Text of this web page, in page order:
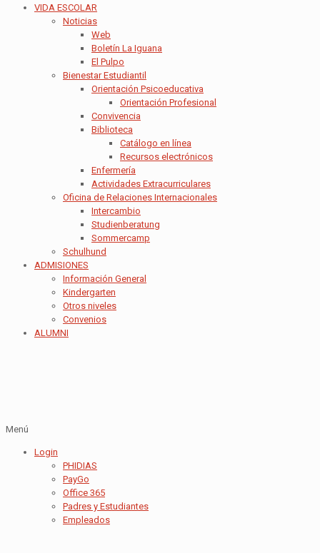
VIDA ESCOLAR
Noticias
Web
Boletín La Iguana
El Pulpo
Bienestar Estudiantil
Orientación Psicoeducativa
Orientación Profesional
Convivencia
Biblioteca
Catálogo en línea
Recursos electrónicos
Enfermería
Actividades Extracurriculares
Oficina de Relaciones Internacionales
Intercambio
Studienberatung
Sommercamp
Schulhund
ADMISIONES
Información General
Kindergarten
Otros niveles
Convenios
ALUMNI
Menú
Login
PHIDIAS
PayGo
Office 365
Padres y Estudiantes
Empleados